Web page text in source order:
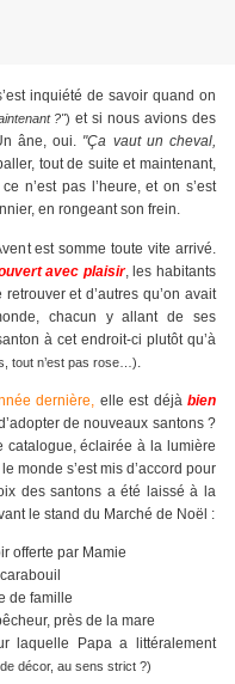
inquiété de savoir quand on
?") et si nous avions des
âne, oui. "Ça vaut un cheval,
tout de suite et maintenant,
n’est pas l’heure, et on s’est
en rongeant son frein.
est somme toute vite arrivé.
avec plaisir, les habitants
et d’autres qu’on avait
chacun y allant de ses
à cet endroit-ci plutôt qu’à
tout n’est pas rose…)
dernière, elle est déjàbien
de nouveaux santons ?
catalogue, éclairée à la lumière
monde s’est mis d’accord pour
des santons a été laissé à la
le stand du Marché de Noël :
offerte par Mamie
de famille
près de la mare
laquelle Papa a littéralement
décor, au sens strict ?)